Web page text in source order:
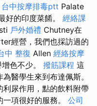
台中按摩排毒ptt Palate
好的印度菜餚。 經絡課
戶外婚禮 Chutney在
經營，我們也採訪過的
中 整復 Allen 經絡按摩
色不少。 撥筋課程 這
醫學生來到布達佩斯。
尿作用，點的飲料附帶
項很好的服務。 公司